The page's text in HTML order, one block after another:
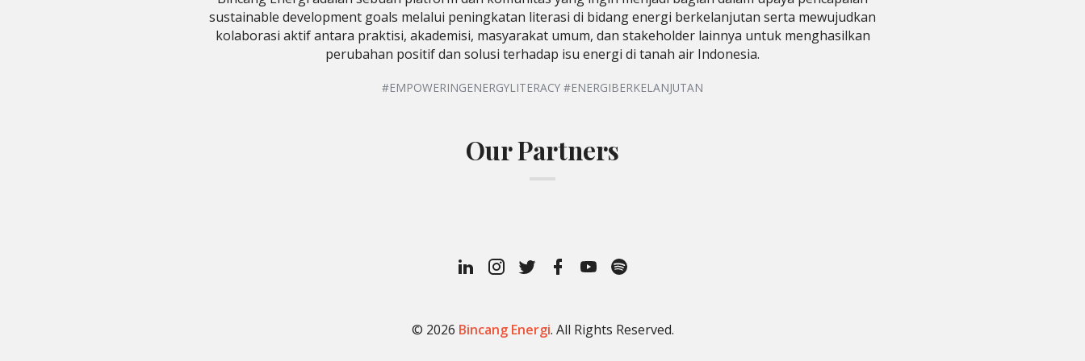
sustainable development goals melalui peningkatan literasi di bidang energi berkelanjutan serta mewujudkan
kolaborasi aktif antara praktisi, akademisi, masyarakat umum, dan stakeholder lainnya untuk menghasilkan
perubahan positif dan solusi terhadap isu energi di tanah air Indonesia.
#EMPOWERINGENERGYLITERACY #ENERGIBERKELANJUTAN
Our Partners
LinkedinInstagramTwitterFacebookYoutubeSpotify
© 2026 Bincang Energi. All Rights Reserved.